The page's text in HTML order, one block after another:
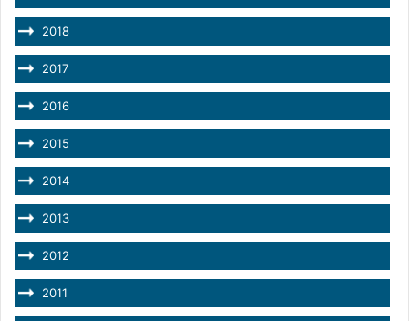
2018
2017
2016
2015
2014
2013
2012
2011